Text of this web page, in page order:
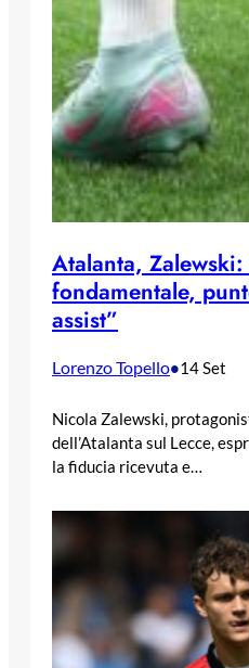
Atalanta,
fondamentale,
assist”
Lorenzo Topello•14 Set
Nicola Zalewski,
dell’Atalanta sul Lecce,
la fiducia ricevuta e…